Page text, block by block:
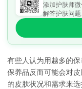
添加护肤师
解答护肤问
有些人认为用越多的
保养品反而可能会对
的皮肤状况和需求来选